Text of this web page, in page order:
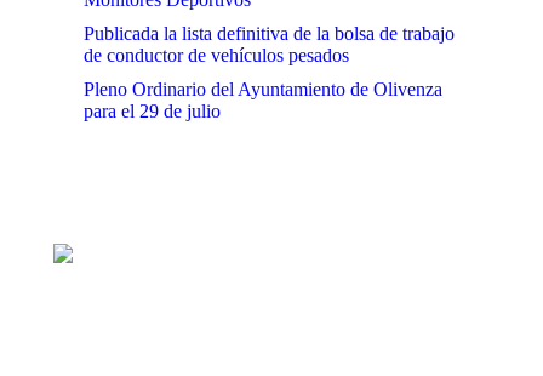
Publicada la lista definitiva de la bolsa de trabajo
de conductor de vehículos pesados
Pleno Ordinario del Ayuntamiento de Olivenza
para el 29 de julio
AYUNTAMIENTO